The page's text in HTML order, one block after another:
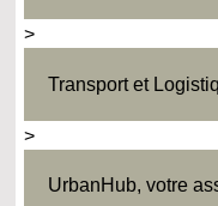
>
Transport et
>
UrbanHub, votre